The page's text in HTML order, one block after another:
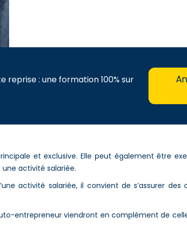
: une formation 100% sur
et exclusive. Elle peut également être
activité salariée.
activité salariée, il convient de s’assurer des
entrepreneur viendront en complément de